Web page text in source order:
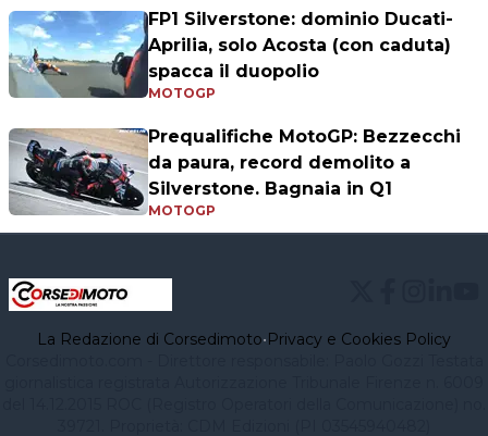
FP1 Silverstone: dominio Ducati-
Aprilia, solo Acosta (con caduta)
spacca il duopolio
MOTOGP
Prequalifiche MotoGP: Bezzecchi
da paura, record demolito a
Silverstone. Bagnaia in Q1
MOTOGP
La Redazione di Corsedimoto•Privacy e Cookies Policy